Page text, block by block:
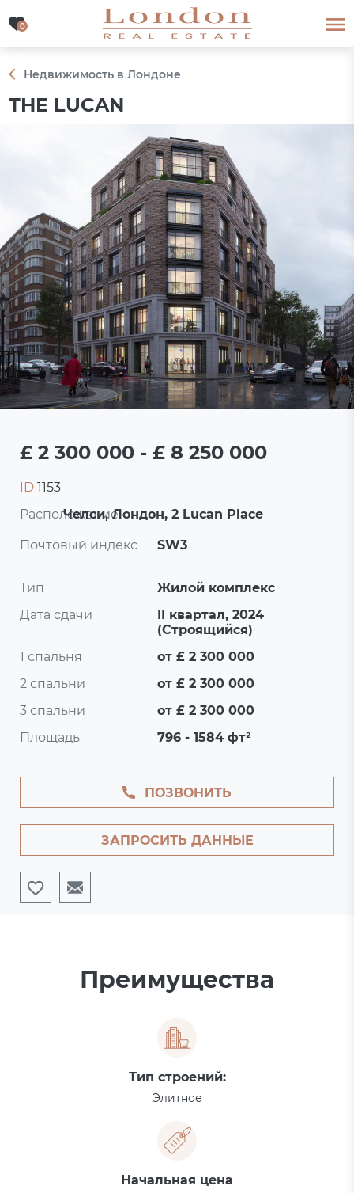
0
0
Недвижимость в Лондоне
THE LUCAN
£ 2 300 000 - £ 8 250 000
ID 1153
Расположение:
Челси, Лондон, 2 Lucan Place
Почтовый индекс SW3
Тип
Жилой комплекс
Дата сдачи
II квартал, 2024
(Строящийся)
1 спальня
от £ 2 300 000
2 спальни
от £ 2 300 000
3 спальни
от £ 2 300 000
Площадь
796 - 1584 фт²
ПОЗВОНИТЬ
ЗАПРОСИТЬ ДАННЫЕ
Преимущества
Тип строений:
Элитное
Начальная цена